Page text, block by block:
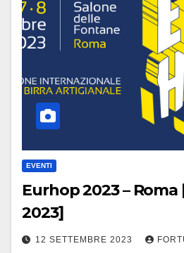
EVENTI
Eurhop 2023 –
2023]
12 SETTEMBRE 2023